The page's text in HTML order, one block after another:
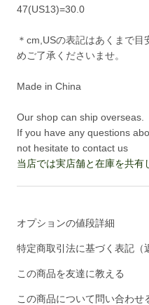
47(US13)=30.0
＊cm,USの表記はあくまで
めご了承くださいませ。
Made in China
Our shop can ship overseas.
If you have any questions
not hesitate to contact us
当店では実店舗と在庫を共有
オプションの値段詳細
特定商取引法に基づく表記（
この商品を友達に教える
この商品について問い合わせ